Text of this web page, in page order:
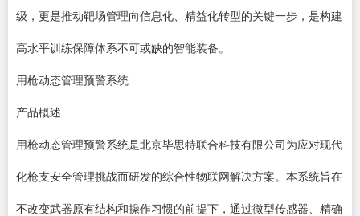
级，更是推动靶场管理向信息化、精益化转型的关键一步，是构建
高水平训练保障体系不可或缺的智能装备。
用枪动态管理预警系统
产品概述
用枪动态管理预警系统是北京毕思特联合科技有限公司为应对现代
化枪支安全管理挑战而研发的综合性物联网解决方案。本系统旨在
不改变武器原有结构和操作习惯的前提下，通过微型传感器、精确